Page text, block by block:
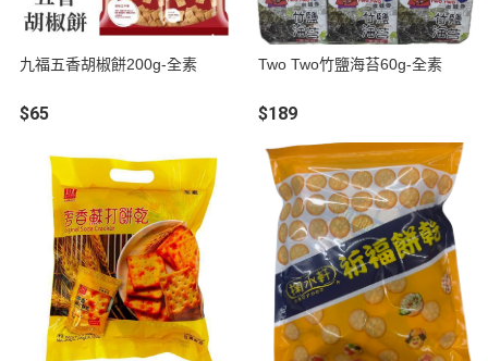
九福五香胡椒餅200g-全素
$65
Two Two竹鹽海苔60g-全素
$189